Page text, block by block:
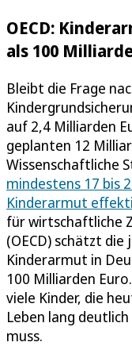
OECD:
als 100
Bleibt die Frage
auf 2,4 Milliarden
geplanten 12
Wissenschaftliche
mindestens 17 bis
Kinderarmut
für wirtschaftliche
(OECD) schätzt
Kinderarmut in
100 Milliarden
viele Kinder, die
Leben lang
muss.